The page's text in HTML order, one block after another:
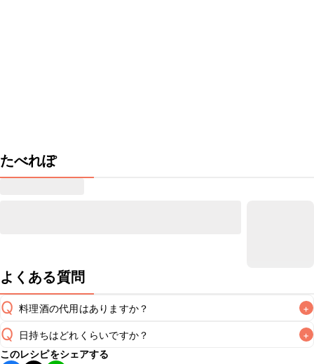
たべれぽ
よくある質問
Q 料理酒の代用はありますか？ +
A
Q 日持ちはどれくらいですか？ +
このレシピをシェアする